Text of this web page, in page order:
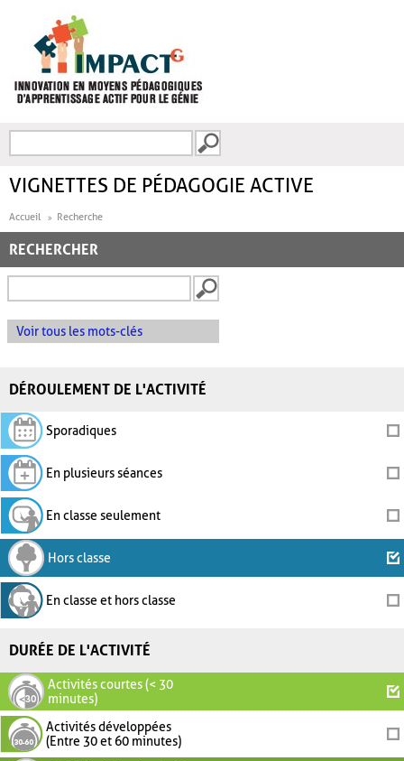
FORMULAIRE DE
VIGNETTES DE PÉDAGOGIE ACTIVE
Accueil Recherche
RECHERCHER
Voir tous les mots-clés
DÉROULEMENT DE L'ACTIVITÉ
Sporadiques
En plusieurs séances
En classe seulement
Hors classe
En classe et hors classe
DURÉE DE L'ACTIVITÉ
Activités courtes (< 30
minutes)
Activités développées
(Entre 30 et 60 minutes)